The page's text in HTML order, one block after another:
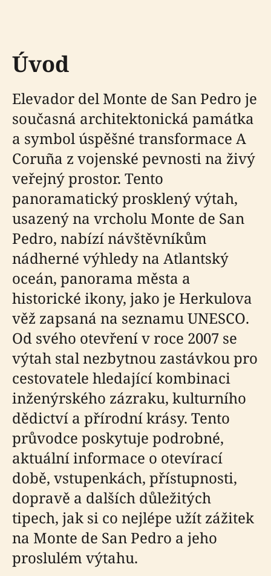
Úvod
Elevador del Monte de San Pedro je
současná architektonická památka
a symbol úspěšné transformace A
Coruña z vojenské pevnosti na živý
veřejný prostor. Tento
panoramatický prosklený výtah,
usazený na vrcholu Monte de San
Pedro, nabízí návštěvníkům
nádherné výhledy na Atlantský
oceán, panorama města a
historické ikony, jako je Herkulova
věž zapsaná na seznamu UNESCO.
Od svého otevření v roce 2007 se
výtah stal nezbytnou zastávkou pro
cestovatele hledající kombinaci
inženýrského zázraku, kulturního
dědictví a přírodní krásy. Tento
průvodce poskytuje podrobné,
aktuální informace o otevírací
době, vstupenkách, přístupnosti,
dopravě a dalších důležitých
tipech, jak si co nejlépe užít zážitek
na Monte de San Pedro a jeho
proslulém výtahu.